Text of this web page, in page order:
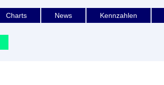
Charts News Kennzahlen